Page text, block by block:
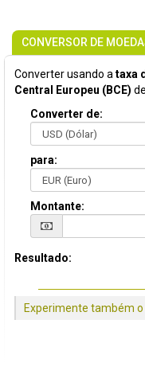
CONVERSOR DE
Converter usando a taxa
Central Europeu (BCE) de
Converter de:
para:
Montante:
Resultado:
Experimente também o